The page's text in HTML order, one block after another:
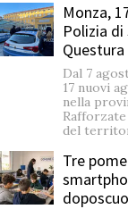
Monza,
Polizia
Questura
Dal 7
17 nuovi
nella
del
Tre